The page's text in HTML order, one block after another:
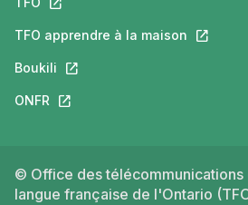
TFO apprendre à la maison Ce lien
Boukili Ce lien s'ouvrira dans un
ONFR Ce lien s'ouvrira dans un
© Office des télécommunications
langue française de l'Ontario